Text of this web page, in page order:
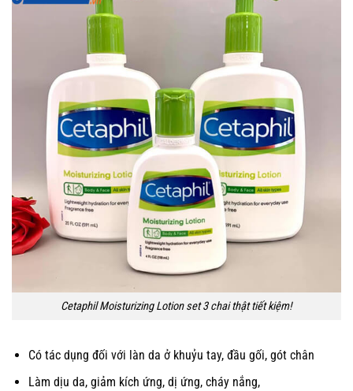
Cetaphil Moisturizing Lotion set 3 chai thật tiết kiệm!
Có tác dụng đối với làn da ở khuỷu tay, đầu gối, gót chân
Làm dịu da, giảm kích ứng, dị ứng, cháy nắng,